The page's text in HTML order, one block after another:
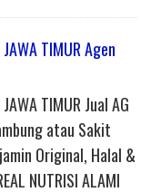
TIMUR Agen
TIMUR Jual AG
atau Sakit
Original, Halal &
NUTRISI ALAMI